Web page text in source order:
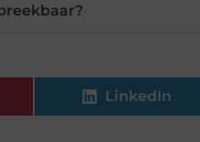
LinkedIn